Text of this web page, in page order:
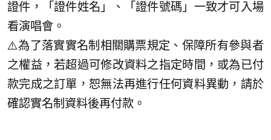
證件，「證件姓名」、「證件號碼」一致才可入場
看演唱會。
⚠️為了落實實名制相關購票規定、保障所有參與者
之權益，若超過可修改資料之指定時間，或為已付
款完成之訂單，恕無法再進行任何資料異動，請於
確認實名制資料後再付款。